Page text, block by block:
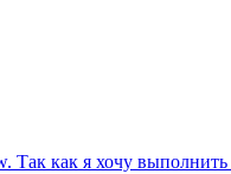
как я хочу выполнить